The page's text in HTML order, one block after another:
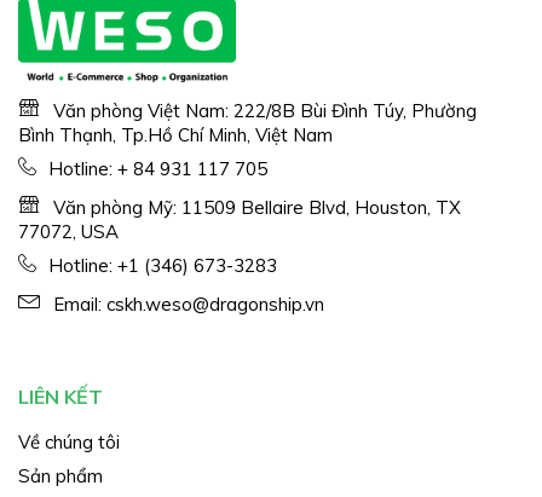
Văn phòng Việt Nam: 222/8B Bùi Đình Túy, Phường
Bình Thạnh, Tp.Hồ Chí Minh, Việt Nam
Hotline: + 84 931 117 705
Văn phòng Mỹ: 11509 Bellaire Blvd, Houston, TX
77072, USA
Hotline: +1 (346) 673-3283
Email: cskh.weso@dragonship.vn
LIÊN KẾT
Về chúng tôi
Sản phẩm